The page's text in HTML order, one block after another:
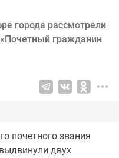
города рассмотрели
гражданин
почетного звания
двух